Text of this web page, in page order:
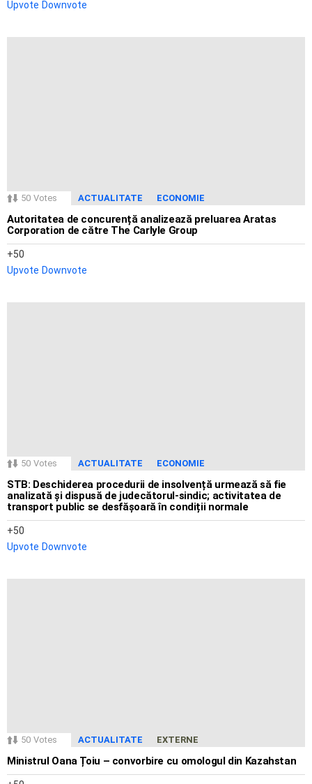
Upvote Downvote
50 Votes ACTUALITATE ECONOMIE
Autoritatea de concurență analizează preluarea Aratas
Corporation de către The Carlyle Group
50
Upvote Downvote
50 Votes ACTUALITATE ECONOMIE
STB: Deschiderea procedurii de insolvență urmează să fie
analizată și dispusă de judecătorul-sindic; activitatea de
transport public se desfășoară în condiții normale
50
Upvote Downvote
50 Votes ACTUALITATE EXTERNE
Ministrul Oana Țoiu – convorbire cu omologul din Kazahstan